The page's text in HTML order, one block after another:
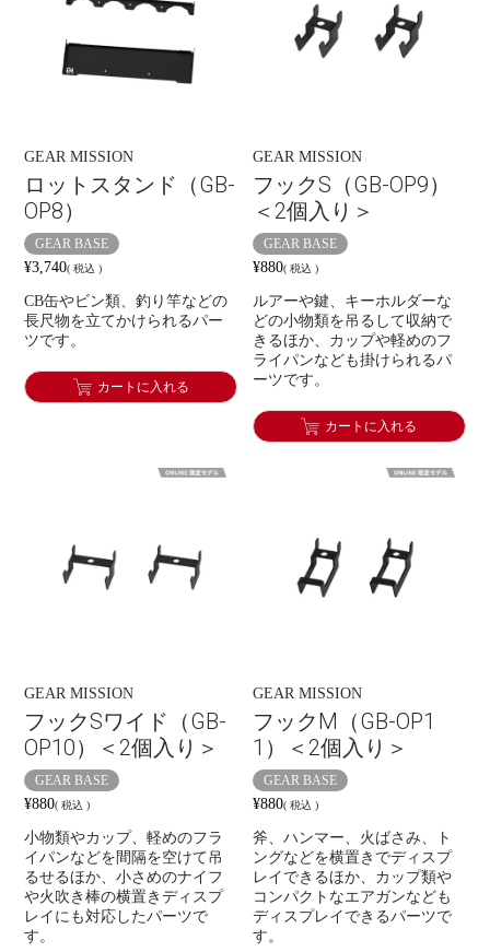
GEAR MISSION
ロットスタンド（GB-
OP8）
GEAR BASE
¥3,740 税込
CB缶やビン類、釣り竿などの
長尺物を立てかけられるパー
ツです。
カートに入れる
GEAR MISSION
フックS（GB-OP9）
＜2個入り＞
GEAR BASE
¥880 税込
ルアーや鍵、キーホルダーな
どの小物類を吊るして収納で
きるほか、カップや軽めのフ
ライパンなども掛けられるパ
ーツです。
カートに入れる
GEAR MISSION
フックSワイド（GB-
OP10）＜2個入り＞
GEAR BASE
¥880 税込
小物類やカップ、軽めのフラ
イパンなどを間隔を空けて吊
るせるほか、小さめのナイフ
や火吹き棒の横置きディスプ
レイにも対応したパーツで
す。
GEAR MISSION
フックM（GB-OP1
1）＜2個入り＞
GEAR BASE
¥880 税込
斧、ハンマー、火ばさみ、ト
ングなどを横置きでディスプ
レイできるほか、カップ類や
コンパクトなエアガンなども
ディスプレイできるパーツで
す。